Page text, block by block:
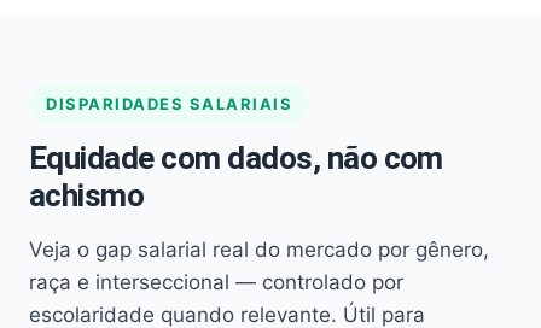
DISPARIDADES SALARIAIS
Equidade com dados, não com
achismo
Veja o gap salarial real do mercado por gênero,
raça e interseccional — controlado por
escolaridade quando relevante. Útil para